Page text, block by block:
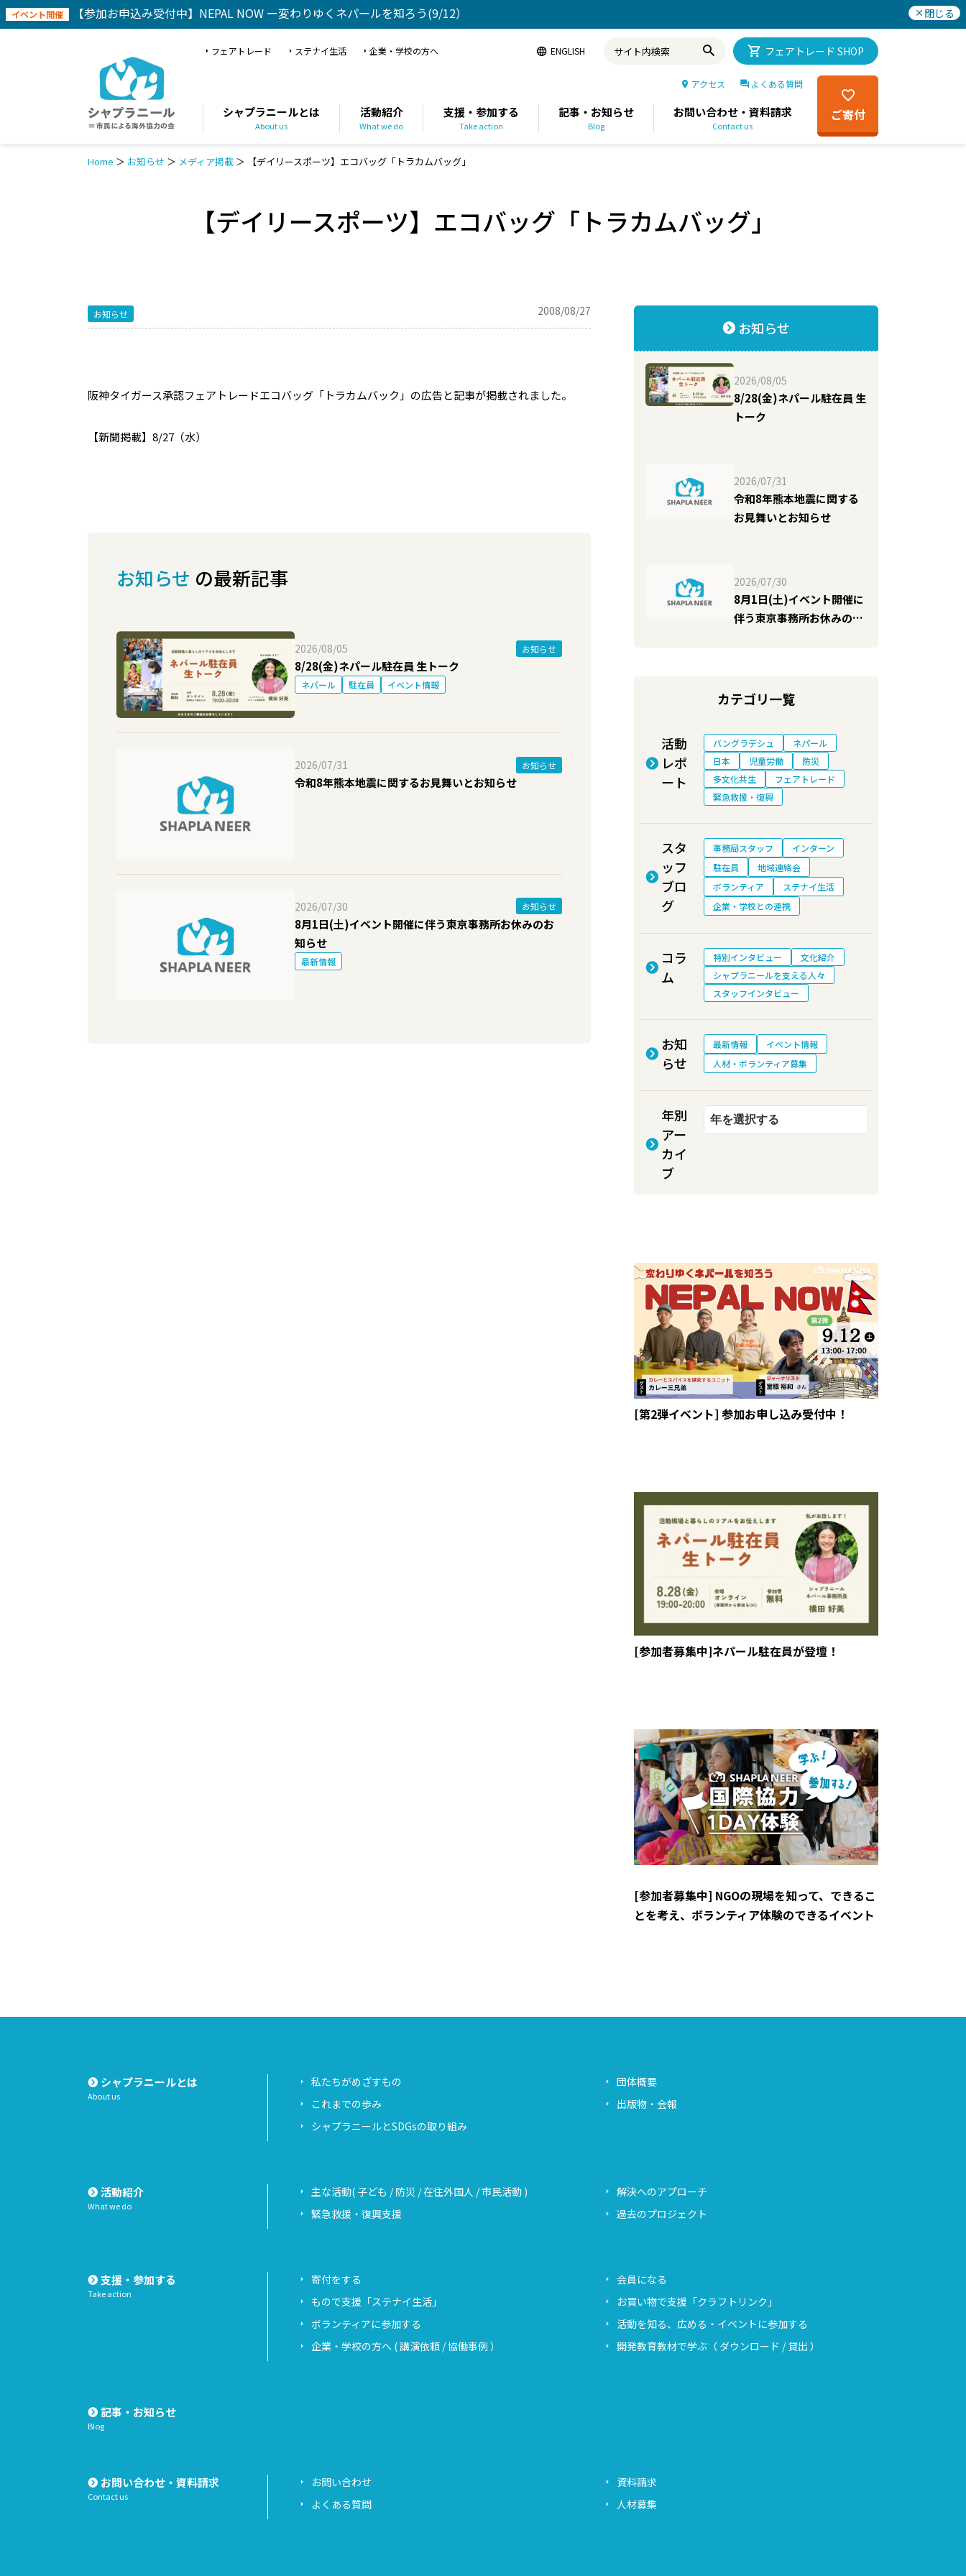
イベント開催 【参加お申込み受付中】NEPAL NOW ー変わりゆくネパールを知ろう(9/12） 閉じる
アクセス よくある質問
シャプラニールとは
About us
活動紹介
What we do
支援・参加する
Take action
記事・お知らせ
Blog
お問い合わせ・資料請求
Contact us
ご寄付
ENGLISH フェアトレード SHOP
フェアトレード ステナイ生活 企業・学校の方へ
Home ＞ お知らせ ＞ メディア掲載 ＞ 【デイリースポーツ】エコバッグ「トラカムバッグ」
【デイリースポーツ】エコバッグ「トラカムバッグ」
お知らせ 2008/08/27
阪神タイガース承認フェアトレードエコバッグ「トラカムバック」の広告と記事が掲載されました。
【新聞掲載】8/27（水）
お知らせ の最新記事
2026/08/05 お知らせ
8/28(金)ネパール駐在員 生トーク
ネパール 駐在員 イベント情報
2026/07/31 お知らせ
令和8年熊本地震に関するお見舞いとお知らせ
2026/07/30 お知らせ
8月1日(土)イベント開催に伴う東京事務所お休みのお
知らせ
最新情報
お知らせ
2026/08/05
8/28(金)ネパール駐在員 生
トーク
2026/07/31
令和8年熊本地震に関する
お見舞いとお知らせ
2026/07/30
8月1日(土)イベント開催に
伴う東京事務所お休みのお
カテゴリ一覧
活動
レポ
ート
バングラデシュ
ネパール
日本
児童労働
防災
多文化共生
フェアトレード
緊急救援・復興
スタ
ッフ
ブロ
グ
事務局スタッフ
インターン
駐在員
地域連絡会
ボランティア
ステナイ生活
企業・学校との連携
コラ
ム
特別インタビュー
文化紹介
シャプラニールを支える人々
スタッフインタビュー
お知
らせ
最新情報
イベント情報
人材・ボランティア募集
年別
アー
カイ
ブ
[第2弾イベント] 参加お申し込み受付中！
[参加者募集中]ネパール駐在員が登壇！
[参加者募集中] NGOの現場を知って、できるこ
とを考え、ボランティア体験のできるイベント
シャプラニールとは
About us
私たちがめざすもの
団体概要
これまでの歩み
出版物・会報
シャプラニールとSDGsの取り組み
活動紹介
What we do
主な活動( 子ども / 防災 / 在住外国人 / 市民活動 )
解決へのアプローチ
緊急救援・復興支援
過去のプロジェクト
支援・参加する
Take action
寄付をする
会員になる
もので支援「ステナイ生活」
お買い物で支援「クラフトリンク」
ボランティアに参加する
活動を知る、広める・イベントに参加する
企業・学校の方へ ( 講演依頼 / 協働事例 ）
開発教育教材で学ぶ（ ダウンロード / 貸出 ）
記事・お知らせ
Blog
お問い合わせ・資料請求
Contact us
お問い合わせ
資料請求
よくある質問
人材募集